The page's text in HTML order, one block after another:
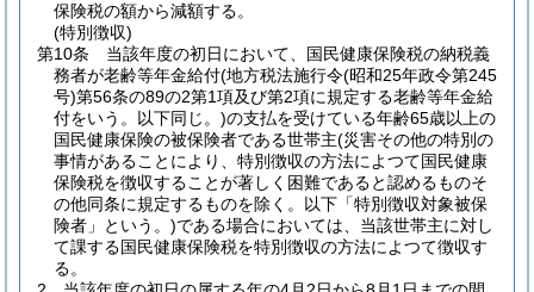
保険税の額から減額する。
(特別徴収)
第10条
当該年度の初日において、国民健康保険税の納税義
務者が老齢等年金給付(地方税法施行令(昭和25年政令第245
号)第56条の89の2第1項及び第2項に規定する老齢等年金給
付をいう。以下同じ。)の支払を受けている年齢65歳以上の
国民健康保険の被保険者である世帯主(災害その他の特別の
事情があることにより、特別徴収の方法によつて国民健康
保険税を徴収することが著しく困難であると認めるものそ
の他同条に規定するものを除く。以下「特別徴収対象被保
険者」という。)である場合においては、当該世帯主に対し
て課する国民健康保険税を特別徴収の方法によつて徴収す
る。